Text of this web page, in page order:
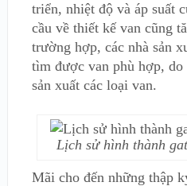
triển, nhiệt độ và áp suất
cầu về thiết kế van cũng
trường hợp, các nhà sản
tìm được van phù hợp,
sản xuất các loại van.
Lịch sử hình thành
Mãi cho đến những thập